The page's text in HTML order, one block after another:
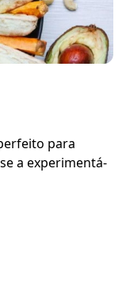
para
a experimentá-